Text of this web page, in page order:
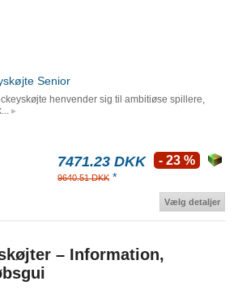
Senior
henvender sig til ambitiøse spillere,
7471.23 DKK
9640.51 DKK *
- 23 %
Vælg detaljer
– Information,